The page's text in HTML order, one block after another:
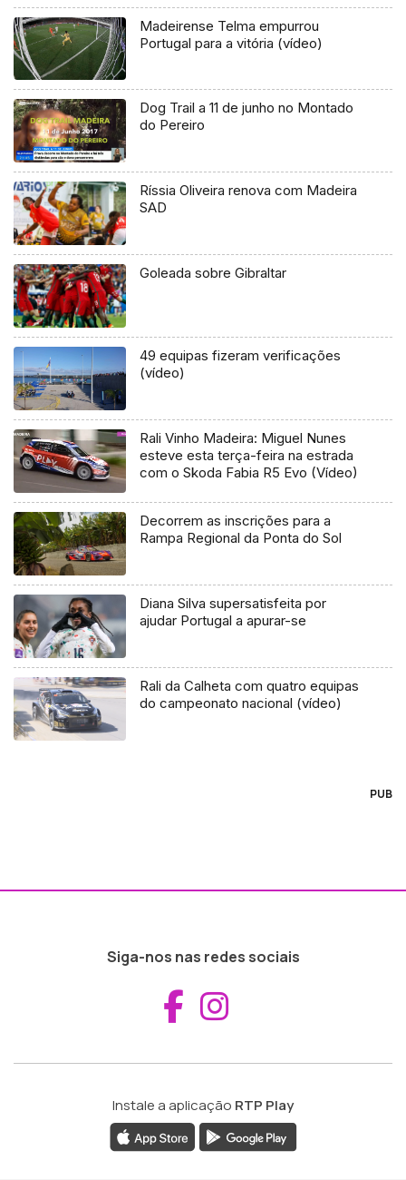
Madeirense Telma empurrou
Portugal para a vitória (vídeo)
Dog Trail a 11 de junho no Montado
do Pereiro
Ríssia Oliveira renova com Madeira
SAD
Goleada sobre Gibraltar
49 equipas fizeram verificações
(vídeo)
Rali Vinho Madeira: Miguel Nunes
esteve esta terça-feira na estrada
com o Skoda Fabia R5 Evo (Vídeo)
Decorrem as inscrições para a
Rampa Regional da Ponta do Sol
Diana Silva supersatisfeita por
ajudar Portugal a apurar-se
Rali da Calheta com quatro equipas
do campeonato nacional (vídeo)
PUB
Siga-nos nas redes sociais
Aceder ao
Instale a aplicação RTP Play